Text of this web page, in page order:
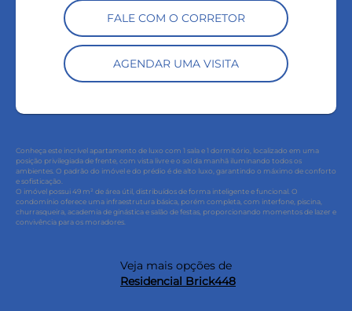
FALE COM O CORRETOR
AGENDAR UMA VISITA
Conheça este incrível apartamento de luxo com 1 sala e 1 dormitório, localizado em uma
posição privilegiada de frente, com vista livre e o sol da manhã iluminando todos os
ambientes. O padrão do imóvel e do prédio é de alto luxo, garantindo o máximo de conforto
e sofisticação.
O imóvel possui 49 m² de área útil, distribuídos de forma inteligente e funcional. O
condomínio oferece uma infraestrutura básica, porém completa, com interfone, piscina,
churrasqueira, academia de ginástica e salão de festas, proporcionando momentos de lazer e
convivência para os moradores.
Veja mais opções de
Residencial Brick448